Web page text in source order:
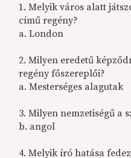
1. Melyik város alatt
című regény?
a. London
2. Milyen eredetű
regény főszereplői?
a. Mesterséges alagutak
3. Milyen nemzetiségű a
b. angol
4. Melyik író hatása